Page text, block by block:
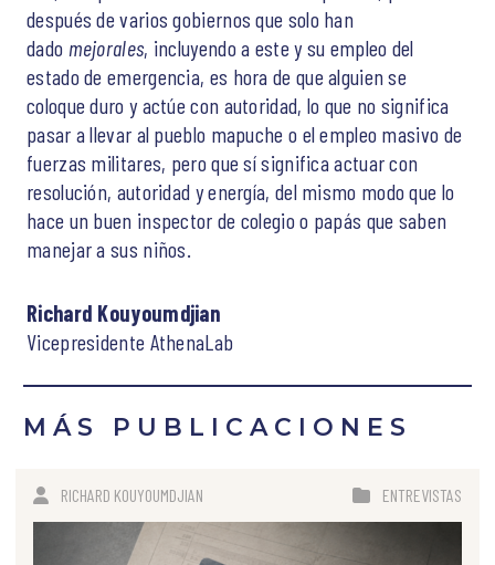
después de varios gobiernos que solo han
dado mejorales, incluyendo a este y su empleo del
estado de emergencia, es hora de que alguien se
coloque duro y actúe con autoridad, lo que no significa
pasar a llevar al pueblo mapuche o el empleo masivo de
fuerzas militares, pero que sí significa actuar con
resolución, autoridad y energía, del mismo modo que lo
hace un buen inspector de colegio o papás que saben
manejar a sus niños.
Richard Kouyoumdjian
Vicepresidente AthenaLab
MÁS PUBLICACIONES
RICHARD KOUYOUMDJIAN ENTREVISTAS